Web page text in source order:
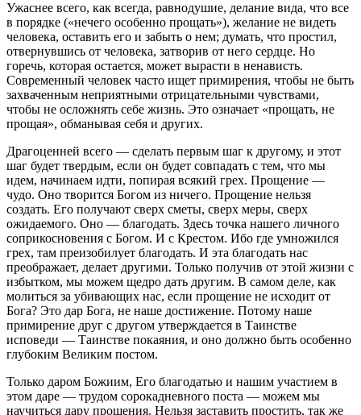
Ужаснее всего, как всегда, равнодушие, делание вида, что все
в порядке («нечего особенно прощать»), желание не видеть
человека, оставить его и забыть о нем; думать, что простил,
отвернувшись от человека, затворив от него сердце. Но
горечь, которая остается, может вырасти в ненависть.
Современный человек часто ищет примирения, чтобы не быть
захваченным неприятными отрицательными чувствами,
чтобы не осложнять себе жизнь. Это означает «прощать, не
прощая», обманывая себя и других.
Драгоценней всего — сделать первым шаг к другому, и этот
шаг будет твердым, если он будет совпадать с тем, что мы
идем, начинаем идти, попирая всякий грех. Прощение —
чудо. Оно творится Богом из ничего. Прощение нельзя
создать. Его получают сверх сметы, сверх меры, сверх
ожидаемого. Оно — благодать. Здесь точка нашего личного
соприкосновения с Богом. И с Крестом. Ибо где умножился
грех, там преизобилует благодать. И эта благодать нас
преображает, делает другими. Только получив от этой жизни с
избытком, мы можем щедро дать другим. В самом деле, как
молиться за убивающих нас, если прощение не исходит от
Бога? Это дар Бога, не наше достижение. Потому наше
примирение друг с другом утверждается в Таинстве
исповеди — Таинстве покаяния, и оно должно быть особенно
глубоким Великим постом.
Только даром Божиим, Его благодатью и нашим участием в
этом даре — трудом сорокадневного поста — можем мы
научиться дару прощения. Нельзя заставить простить, так же